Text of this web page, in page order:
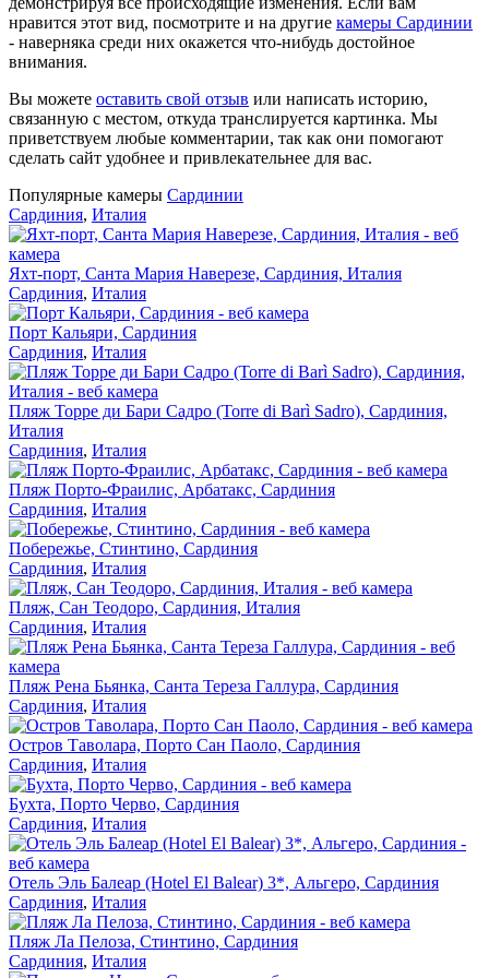
нравится этот вид, посмотрите и на другие камеры Сардинии
- наверняка среди них окажется что-нибудь достойное
внимания.
Вы можете оставить свой отзыв или написать историю,
связанную с местом, откуда транслируется картинка. Мы
приветствуем любые комментарии, так как они помогают
сделать сайт удобнее и привлекательнее для вас.
Популярные камеры Сардинии
Сардиния, Италия
Яхт-порт, Санта Мария Наверезе, Сардиния, Италия
Сардиния, Италия
Порт Кальяри, Сардиния
Сардиния, Италия
Пляж Торре ди Бари Садро (Torre di Barì Sadro), Сардиния,
Италия
Сардиния, Италия
Пляж Порто-Фраилис, Арбатакс, Сардиния
Сардиния, Италия
Побережье, Стинтино, Сардиния
Сардиния, Италия
Пляж, Сан Теодоро, Сардиния, Италия
Сардиния, Италия
Пляж Рена Бьянка, Санта Тереза Галлура, Сардиния
Сардиния, Италия
Остров Таволара, Порто Сан Паоло, Сардиния
Сардиния, Италия
Бухта, Порто Черво, Сардиния
Сардиния, Италия
Отель Эль Балеар (Hotel El Balear) 3*, Альгеро, Сардиния
Сардиния, Италия
Пляж Ла Пелоза, Стинтино, Сардиния
Сардиния, Италия